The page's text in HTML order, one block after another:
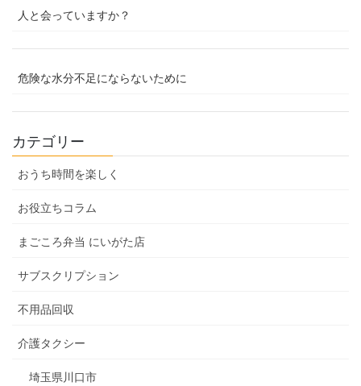
人と会っていますか？
危険な水分不足にならないために
カテゴリー
おうち時間を楽しく
お役立ちコラム
まごころ弁当 にいがた店
サブスクリプション
不用品回収
介護タクシー
埼玉県川口市